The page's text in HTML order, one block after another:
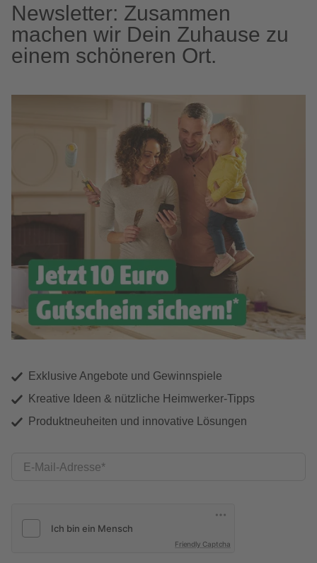
Newsletter: Zusammen
machen wir Dein Zuhause zu
einem schöneren Ort.
Exklusive Angebote und Gewinnspiele
Kreative Ideen & nützliche Heimwerker-Tipps
Produktneuheiten und innovative Lösungen
E-Mail-Adresse
Friendly Captcha